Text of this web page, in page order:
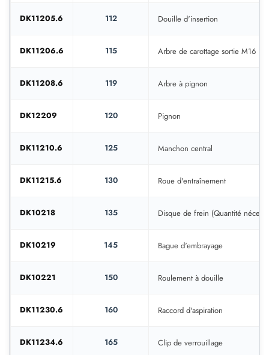
DK11205.6 112 Douille d'insertion
DK11206.6 115 Arbre de carottage sortie M16
DK11208.6 119 Arbre à pignon
DK12209 120 Pignon
DK11210.6 125 Manchon central
DK11215.6 130 Roue d'entraînement
DK10218 135 Disque de frein (Quantité
DK10219 145 Bague d'embrayage
DK10221 150 Roulement à douille
DK11230.6 160 Raccord d'aspiration
DK11234.6 165 Clip de verrouillage